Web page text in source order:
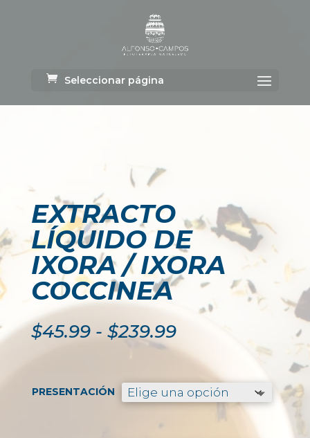
Seleccionar página
EXTRACTO
LÍQUIDO DE
IXORA / IXORA
COCCINEA
$45.99 - $239.99Rango
de
precios:
desde
$45.99
hasta
$239.99
PRESENTACIÓN